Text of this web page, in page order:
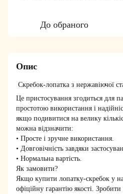
До обраного
Опис
Скребок-лопатка з нержавіючої
Це пристосування згодиться для
простотою використання і
якщо подивитися на велику
можна відзначити:
• Просте і зручне використання.
• Довговічність завдяки
• Нормальна вартість.
Як замовити?
Якщо купити лопатку-скребок у
офіційну гарантію якості.